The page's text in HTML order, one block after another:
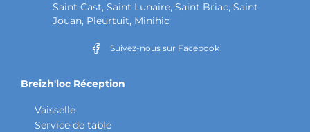
Saint Cast, Saint Lunaire, Saint Briac, Saint
Jouan, Pleurtuit, Minihic
Suivez-nous sur Facebook
Breizh'loc Réception
Vaisselle
Service de table